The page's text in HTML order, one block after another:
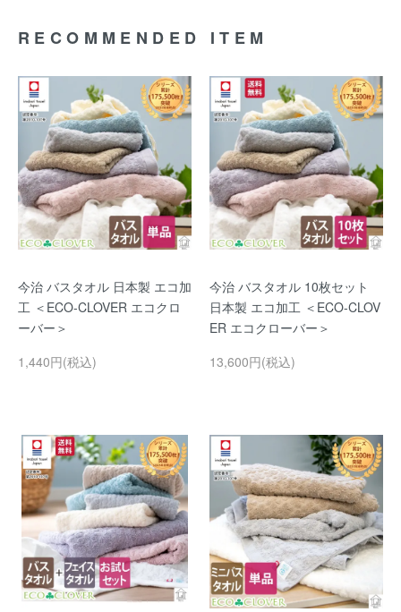
RECOMMENDED ITEM
今治 バスタオル 日本製 エコ加
工 ＜ECO-CLOVER エコクロ
ーバー＞
1,440円(税込)
今治 バスタオル 10枚セット
日本製 エコ加工 ＜ECO-CLOV
ER エコクローバー＞
13,600円(税込)